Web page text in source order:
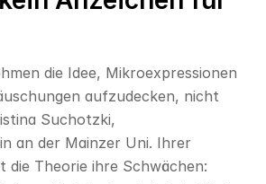
die Idee, Mikroexpressionen
aufzudecken, nicht
Suchotzki,
an der Mainzer Uni. Ihrer
die Theorie ihre Schwächen: